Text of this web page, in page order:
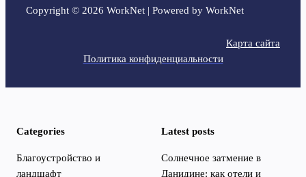
Copyright © 2026 WorkNet | Powered by WorkNet
Карта сайта
Политика конфиденциальности
Categories
Благоустройство и
ландшафт
Latest posts
Солнечное затмение в
Данидине: как отели и